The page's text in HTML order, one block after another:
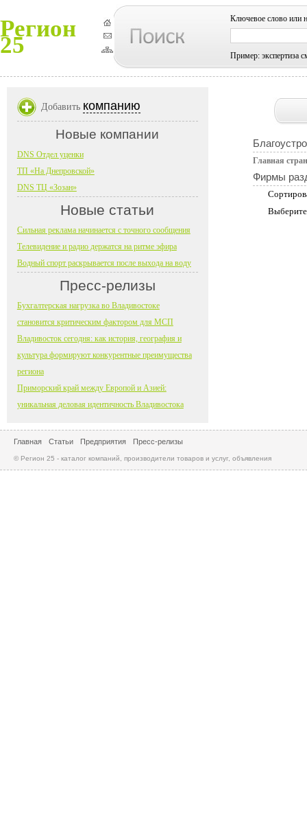
Регион
25
Ключевое слово или
Пример: экспертиза
Главная
Фирмы
Добавить компанию
Новые компании
DNS Отдел уценки
ТП «На Днепровской»
DNS ТЦ «Зозан»
Новые статьи
Сильная реклама начинается с точного сообщения
Телевидение и радио держатся на ритме эфира
Водный спорт раскрывается после выхода на воду
Пресс-релизы
Бухгалтерская нагрузка во Владивостоке
становится критическим фактором для МСП
Владивосток сегодня: как история, география и
культура формируют конкурентные преимущества
региона
Приморский край между Европой и Азией:
уникальная деловая идентичность Владивостока
Главная Статьи Предприятия Пресс-релизы
© Регион 25 - каталог компаний, производители товаров и услуг, объявления